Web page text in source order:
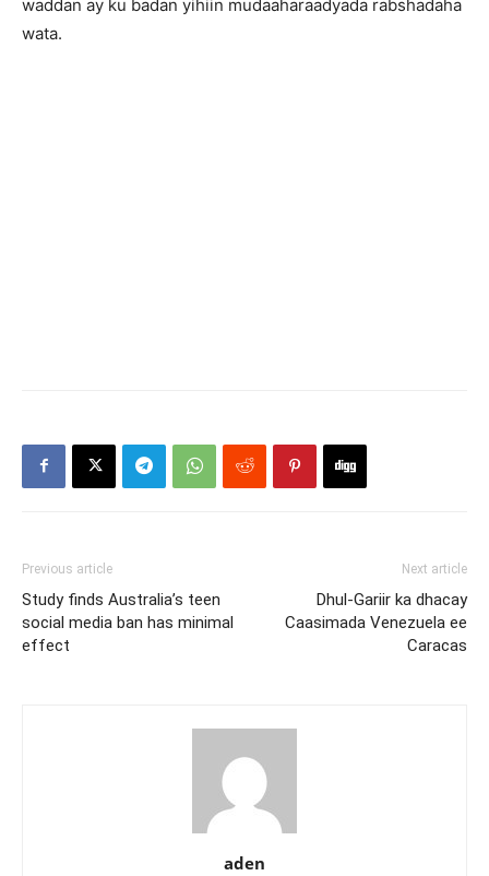
waddan ay ku badan yihiin mudaaharaadyada rabshadaha
wata.
Previous article
Study finds Australia’s teen
social media ban has minimal
effect
Next article
Dhul-Gariir ka dhacay
Caasimada Venezuela ee
Caracas
aden